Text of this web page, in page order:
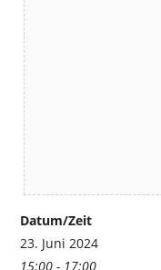
Datum/Zeit
23. Juni 2024
15:00 - 17:00